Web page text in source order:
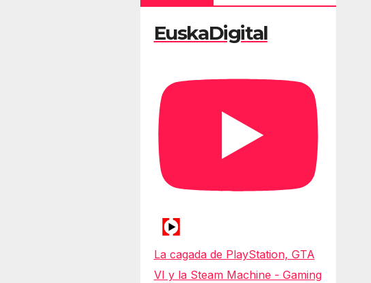
EuskaDigital
La cagada de PlayStation, GTA
VI y la Steam Machine - Gaming